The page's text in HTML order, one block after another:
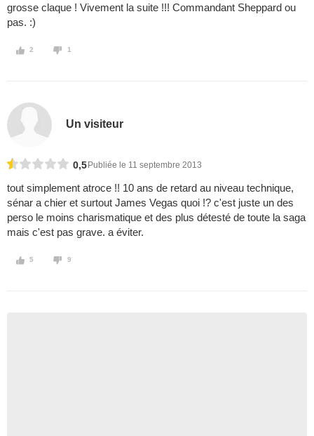
grosse claque ! Vivement la suite !!! Commandant Sheppard ou
pas. :)
2 1
Un visiteur
0,5 Publiée le 11 septembre 2013
tout simplement atroce !! 10 ans de retard au niveau technique,
sénar a chier et surtout James Vegas quoi !? c'est juste un des
perso le moins charismatique et des plus détesté de toute la saga
mais c'est pas grave. a éviter.
5 9